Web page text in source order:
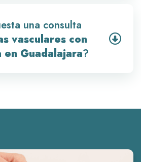
una consulta
vasculares con
Guadalajara?